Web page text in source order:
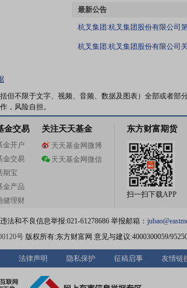
最新公告
杭叉集团:杭叉集团股份有限公司
杭叉集团:杭叉集团股份有限公司
但不限于文字、视频、音频、数据及图表）全部或者部
，风险自担。
金交易
金开户
金交易
期宝
金产品
健理财
关注天天基金
天天基金网微博
天天基金网微信
东方财富期货
扫一扫下载APP
法和不良信息举报:021-61278686 举报邮箱：
号版权所有:东方财富网 意见与建议:4000300059/
法律声明 隐私保护 征稿启事 友情链